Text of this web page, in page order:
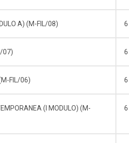
A) (M-FIL/08) 6
07) 6
FIL/06) 6
(I MODULO) (M-
6